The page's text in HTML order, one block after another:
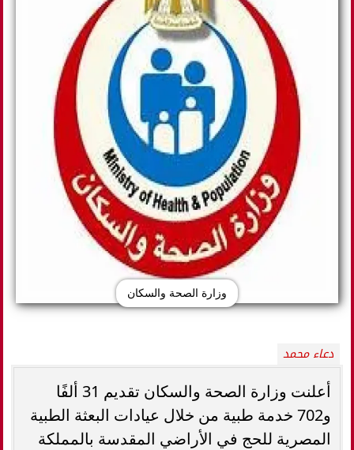
وزارة الصحة والسكان
دعاء محمد
أعلنت وزارة الصحة والسكان تقديم 31 ألفًا
و702 خدمة طبية من خلال عيادات البعثة الطبية
المصرية للحج في الأراضي المقدسة بالمملكة